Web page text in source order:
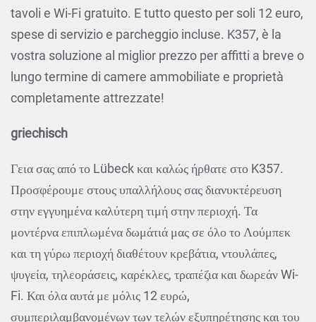
tavoli e Wi-Fi gratuito. E tutto questo per soli 12 euro,
spese di servizio e parcheggio incluse. K357, è la
vostra soluzione al miglior prezzo per affitti a breve o
lungo termine di camere ammobiliate e proprietà
completamente attrezzate!
griechisch
Γεια σας από το Lübeck και καλώς ήρθατε στο K357.
Προσφέρουμε στους υπαλλήλους σας διανυκτέρευση
στην εγγυημένα καλύτερη τιμή στην περιοχή. Τα
μοντέρνα επιπλωμένα δωμάτιά μας σε όλο το Λούμπεκ
και τη γύρω περιοχή διαθέτουν κρεβάτια, ντουλάπες,
ψυγεία, τηλεοράσεις, καρέκλες, τραπέζια και δωρεάν Wi-
Fi. Και όλα αυτά με μόλις 12 ευρώ,
συμπεριλαμβανομένων των τελών εξυπηρέτησης και του